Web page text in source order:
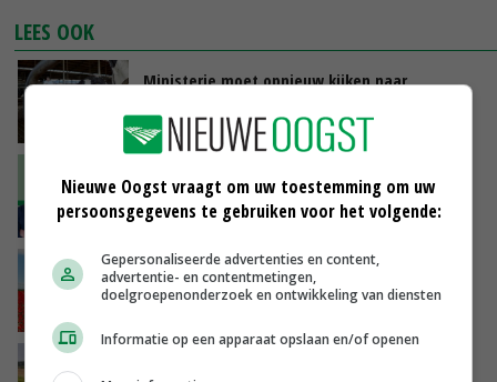
LEES OOK
Ministerie moet opnieuw kijken naar
24-03-2025
'De Greenpeace-zaak geeft ook mij
onzekerheid'
20-03-2025
LTO, KAVB en Noord-Hollandse natuurclub
vinden elkaar na conflict over dinoterb
Nieuwe Oogst vraagt om uw toestemming om uw
persoonsgegevens te gebruiken voor het volgende:
Gepersonaliseerde advertenties en content,
advertentie- en contentmetingen,
doelgroepenonderzoek en ontwikkeling van diensten
Informatie op een apparaat opslaan en/of openen